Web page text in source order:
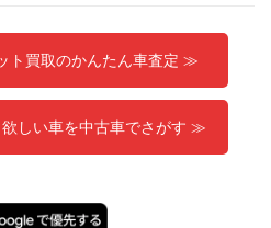
ト買取のかんたん車査定 ≫
しい車を中古車でさがす ≫